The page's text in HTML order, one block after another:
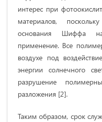
интерес при
материалов,
основания Шиффа
применение. Все
воздухе под
энергии солнечного
разрушение
разложения [2].
Таким образом, срок